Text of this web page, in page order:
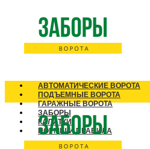
АВТОМАТИЧЕСКИЕ ВОРОТА
ПОДЪЕМНЫЕ ВОРОТА
ГАРАЖНЫЕ ВОРОТА
ЗАБОРЫ
КАЛИТКИ
НОРМЫ И ПРАВИЛА